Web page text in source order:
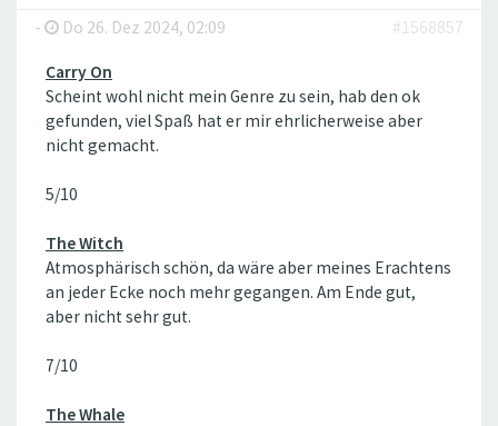
-
Do 26. Dez 2024, 02:09 #1568857
Carry On
Scheint wohl nicht mein Genre zu sein, hab den ok
gefunden, viel Spaß hat er mir ehrlicherweise aber
nicht gemacht.
5/10
The Witch
Atmosphärisch schön, da wäre aber meines Erachtens
an jeder Ecke noch mehr gegangen. Am Ende gut,
aber nicht sehr gut.
7/10
The Whale